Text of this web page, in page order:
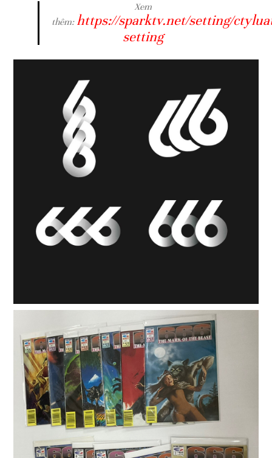
Xem
thêm: https://sparktv.net/setting/
setting